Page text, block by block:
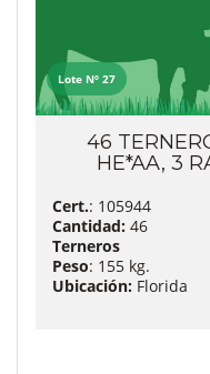
Lote Nº 27
46
HE*AA, 3
Cert.: 105944
Cantidad: 46
Terneros
Peso: 155 kg.
Ubicación: Florida